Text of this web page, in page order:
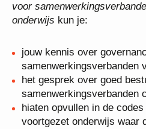
voor
onderwijs kun je:
jouw kennis over
samenwerkingsverbanden
het gesprek over goed
samenwerkingsverbanden
hiaten opvullen in de
voortgezet onderwijs waar